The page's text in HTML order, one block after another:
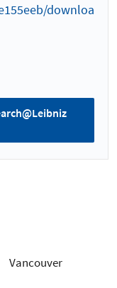
downloa
Vancouver